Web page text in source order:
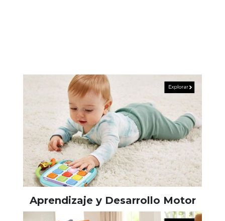
Aprendizaje y Desarrollo Motor